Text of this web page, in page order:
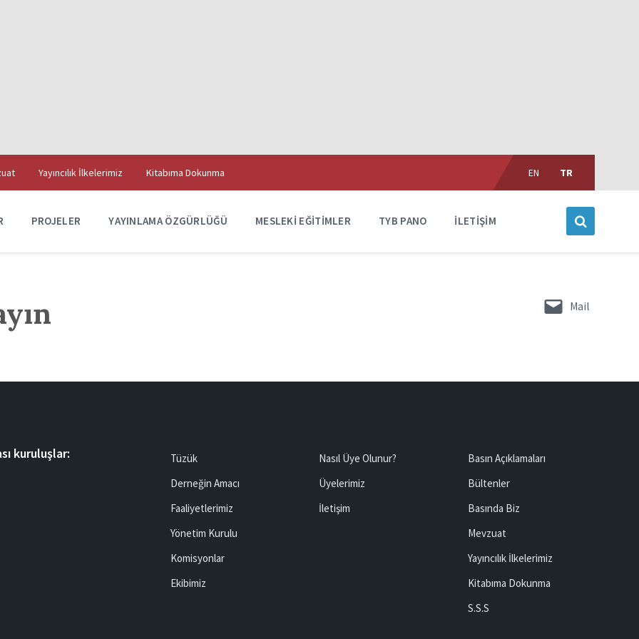
Yayıncılık İlkelerimiz
Kitabıma Dokunma
Choose
language:
EN TR
PROJELER YAYINLAMA ÖZGÜRLÜĞÜ MESLEKI EĞITIMLER TYB PANO İLETIŞIM
Mail
kuruluşlar:
Tüzük
Derneğin Amacı
Faaliyetlerimiz
Yönetim Kurulu
Komisyonlar
Ekibimiz
Nasıl Üye Olunur?
Üyelerimiz
İletişim
Basın Açıklamaları
Bültenler
Basında Biz
Mevzuat
Yayıncılık İlkelerimiz
Kitabıma Dokunma
S.S.S